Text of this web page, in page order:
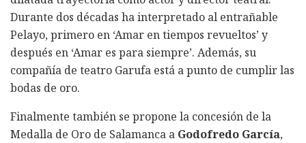
Durante dos décadas ha interpretado al entrañable
Pelayo, primero en ‘Amar en tiempos revueltos’ y
después en ‘Amar es para siempre’. Además, su
compañía de teatro Garufa está a punto de cumplir las
bodas de oro.
Finalmente también se propone la concesión de la
Medalla de Oro de Salamanca a Godofredo García,